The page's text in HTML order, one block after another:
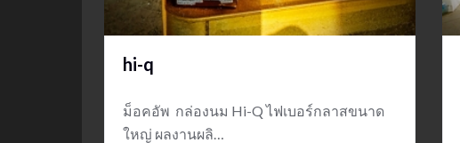
hi-q
ม็อคอัพ กล่องนม Hi-Q ไฟเบอร์กลาสขนาด
ใหญ่ ผลงานผลิ…